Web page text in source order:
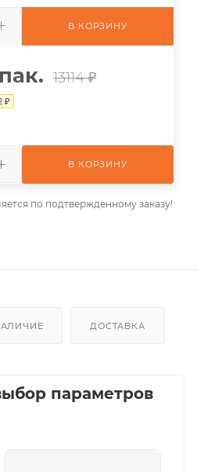
В КОРЗИНУ
13114 ₽
₽
В КОРЗИНУ
по подтвержденному заказу!
ДОСТАВКА
параметров